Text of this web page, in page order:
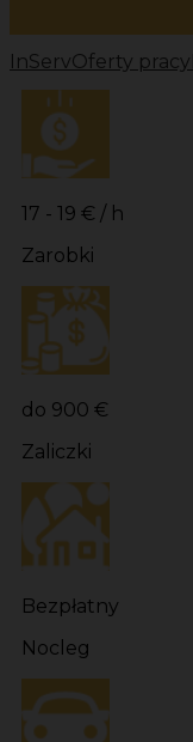
InServOferty pracy
17 - 19 € / h
Zarobki
do 900 €
Zaliczki
Bezpłatny
Nocleg